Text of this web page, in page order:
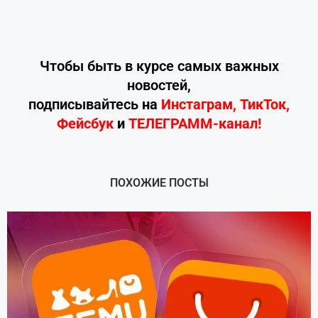
Чтобы быть в курсе самых важных
новостей,
подписывайтесь на Инстаграм, ТикТок,
Фейсбук и ТЕЛЕГРАММ-канал!
ПОХОЖИЕ ПОСТЫ